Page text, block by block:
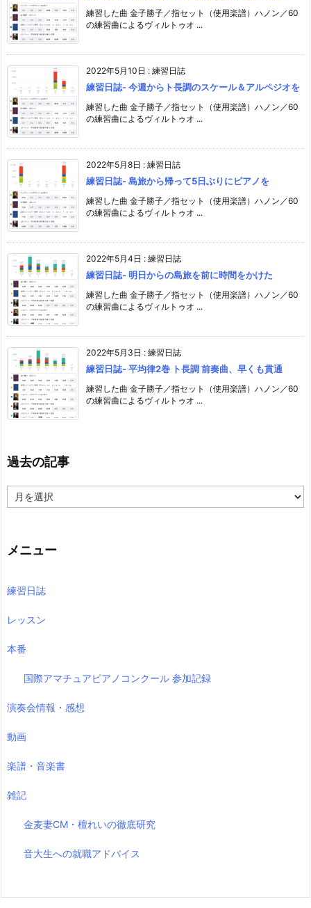
練習した曲 金子勝子／指セット（使用楽譜）ハノン／60
の練習曲によるヴィルトゥオ ...
2022年5月10日 : 練習日誌
練習日誌- 今週からト長調のスケール＆アルペジオを
練習した曲 金子勝子／指セット（使用楽譜）ハノン／60
の練習曲によるヴィルトゥオ ...
2022年5月8日 : 練習日誌
練習日誌- 島旅から帰って5日ぶりにピアノを
練習した曲 金子勝子／指セット（使用楽譜）ハノン／60
の練習曲によるヴィルトゥオ ...
2022年5月4日 : 練習日誌
練習日誌- 明日からの島旅を前に時間をかけた
練習した曲 金子勝子／指セット（使用楽譜）ハノン／60
の練習曲によるヴィルトゥオ ...
2022年5月3日 : 練習日誌
練習日誌- 平均律2巻 ト長調 前奏曲、早くも貫通
練習した曲 金子勝子／指セット（使用楽譜）ハノン／60
の練習曲によるヴィルトゥオ ...
過去の記事
去
事
メニュー
練習日誌
レッスン
本番
国際アマチュアピアノコンクール 参加記録
演奏会情報・感想
動画
楽譜・音楽書
雑記
金麦妻CM・檀れいの徹底研究
音大生への就職アドバイス